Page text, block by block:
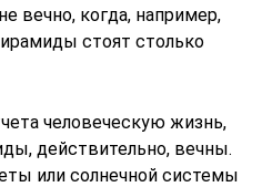
вечно, когда, например,
стоят столько
человеческую жизнь,
действительно, вечны.
или солнечной системы